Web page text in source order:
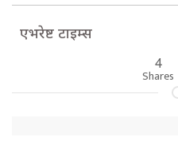
एभरेष्ट टाइम्स
4
Shares